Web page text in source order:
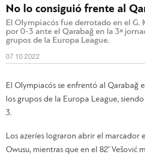
No lo consiguió frente al
El Olympiacós fue derrotado en el G.
por 0-3 ante el Qarabağ en la 3ª
grupos de la Europa League.
07.10.2022
El Olympiacós se enfrentó al Qarabağ
los grupos de la Europa League,
3.
Los azeríes lograron abrir el marcador
Owusu, mientras que en el 82′ Vešović